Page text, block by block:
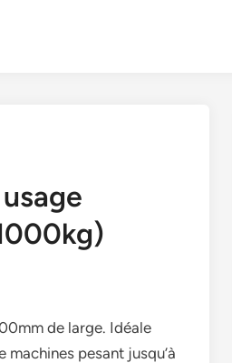
de large. Idéale
pesant jusqu’à